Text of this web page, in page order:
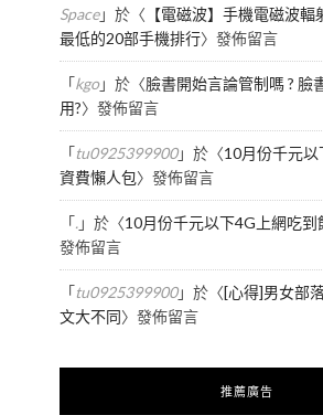
Space」於〈 【電磁波】手機電磁波輻
最低的20部手機排行〉發佈留言
「kgo」於〈臉書開始言論管制嗎 ? 臉
用?〉發佈留言
「tu0925399900」於〈10月份千元
資費懶人包〉發佈留言
「.」於〈10月份千元以下4G上網吃到
發佈留言
「tu0925399900」於〈[心得]男女部
文大不同〉發佈留言
推薦廣告